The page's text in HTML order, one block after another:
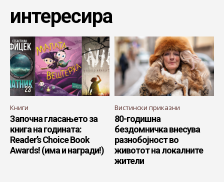
интересира
Книги
Започна гласањето за
книга на годината:
Reader’s Choice Book
Awards! (има и награди!)
Вистински приказни
80-годишна
бездомничка внесува
разнобојност во
животот на локалните
жители